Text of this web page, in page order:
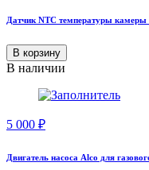
Датчик NTC температуры камеры
В корзину
В наличии
5 000 ₽
Двигатель насоса Alco для